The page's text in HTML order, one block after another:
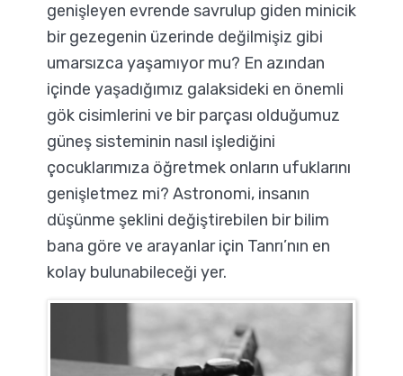
genişleyen evrende savrulup giden minicik
bir gezegenin üzerinde değilmişiz gibi
umarsızca yaşamıyor mu? En azından
içinde yaşadığımız galaksideki en önemli
gök cisimlerini ve bir parçası olduğumuz
güneş sisteminin nasıl işlediğini
çocuklarımıza öğretmek onların ufuklarını
genişletmez mi? Astronomi, insanın
düşünme şeklini değiştirebilen bir bilim
bana göre ve arayanlar için Tanrı’nın en
kolay bulunabileceği yer.